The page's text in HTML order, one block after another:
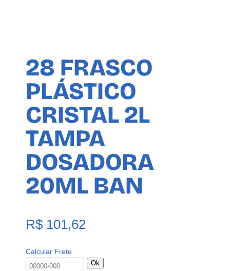
28 FRASCO
PLÁSTICO
CRISTAL 2L
TAMPA
DOSADORA
20ML BAN
R$101,62
Calcular Frete
Ok